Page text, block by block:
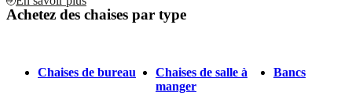
Achetez des chaises par type
Chaises de bureau
Chaises de salle à
manger
Bancs